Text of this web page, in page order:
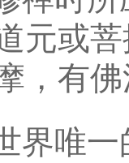
元或
，有
界唯